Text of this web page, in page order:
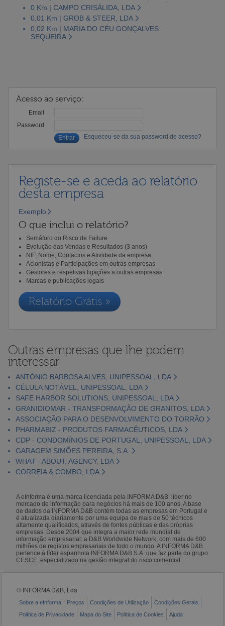
0 Km | CAMPO CRISÁLIDA, LDA
0,01 Km | GROB & STEER, LDA
0,02 Km | MARIA DO CÉU GONÇALVES
SEQUEIRA
Acesso ao serviço:
Email
Password
Esqueceu-se da sua password de acesso?
Registe-se e aceda ao relatório
desta empresa
Exemplo
O que inclui o relatório?
Semáforo do Risco de Failure
Evolução das Vendas e Resultados (3 anos)
NIF, Nome, Contactos e Atividade da empresa
Acionistas e Participações em outras empresas
Gestores e respetivas ligações a outras empresas
Marcas e publicações legais
Relatório Grátis »
Outras empresas que lhe podem
interessar
ANTÓNIO BARBOSA ALVES, UNIPESSOAL, LDA
CÉLULA NOTÁVEL, UNIPESSOAL, LDA
SAFE HARBOR SOLUTIONS, UNIPESSOAL, LDA
GRANIDIOMAR - TRANSFORMAÇÃO DE GRANITOS, LDA
ASSOCIAÇÃO PARA O DESENVOLVIMENTO DO TORRÃO
PHARMABIZ - PRODUTOS FARMACÊUTICOS, LDA
CDP - CONDOMÍNIOS DE PORTUGAL, UNIPESSOAL, LDA
GARAGEM SIMÕES PEREIRA, S.A.
WHAT - ABOUT, AGENCY, LDA
CORREIA & COMBO, LDA
A eInforma é uma marca licenciada pela INFORMA D&B, líder no
mercado de informação para negócios há mais de 100 anos. A base
de dados da INFORMA D&B contém todas as empresas em Portugal e
é atualizada diariamente por uma equipa de mais de 50 técnicos
altamente qualificados, através de fontes públicas e das próprias
empresas. Desde 2004 que integra a maior rede mundial de
informação empresarial: a D&B Worldwide Network, com mais de 600
milhões de registos empresariais de todo o mundo. A INFORMA D&B
pertence à líder espanhola INFORMA D&B S.A. que faz parte do grupo
CESCE, especializado na gestão integral do risco comercial.
© INFORMA D&B, Lda
Sobre a eInforma Preços Condições de Utilização
Condições Gerais
Política de Privacidade
Mapa do Site Política de Cookies Ajuda